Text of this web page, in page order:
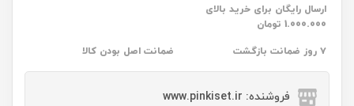
ارسال رایگان برای خرید بالای
1.000.000 تومان
۷ روز ضمانت بازگشت ضمانت اصل بودن کالا
فروشنده: www.pinkiset.ir